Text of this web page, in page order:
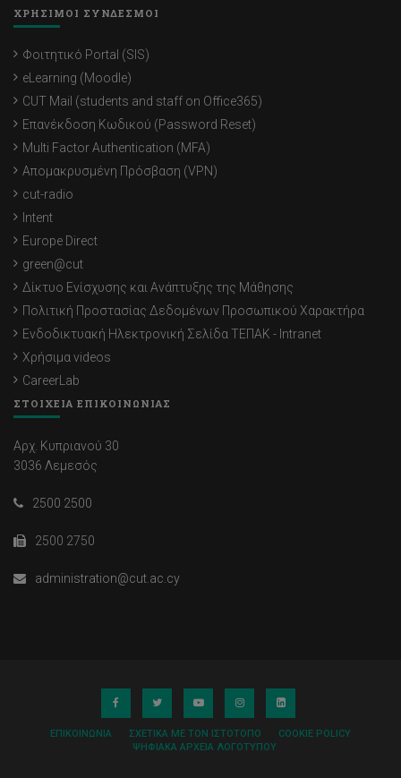
ΧΡΗΣΙΜΟΙ ΣΥΝΔΕΣΜΟΙ
Φοιτητικό Portal (SIS)
eLearning (Moodle)
CUT Mail (students and staff on Office365)
Επανέκδοση Κωδικού (Password Reset)
Multi Factor Authentication (MFA)
Απομακρυσμένη Πρόσβαση (VPN)
cut-radio
Intent
Europe Direct
green@cut
Δίκτυο Ενίσχυσης και Ανάπτυξης της Μάθησης
Πολιτική Προστασίας Δεδομένων Προσωπικού Χαρακτήρα
Ενδοδικτυακή Ηλεκτρονική Σελίδα ΤΕΠΑΚ - Intranet
Χρήσιμα videos
CareerLab
ΣΤΟΙΧΕΙΑ ΕΠΙΚΟΙΝΩΝΙΑΣ
Αρχ. Κυπριανού 30
3036 Λεμεσός
2500 2500
2500 2750
administration@cut.ac.cy
ΕΠΙΚΟΙΝΩΝΊΑ ΣΧΕΤΙΚΆ ΜΕ ΤΟΝ ΙΣΤΌΤΟΠΟ
COOKIE POLICY
ΨΗΦΙΑΚΆ ΑΡΧΕΊΑ ΛΟΓΌΤΥΠΟΥ